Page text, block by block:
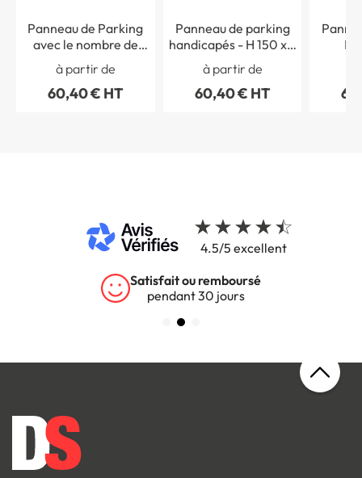
Panneau de Parking
avec le nombre de
places Réservées aux
Handicapés - H 150 x L
450 mm - Alu dibond 3
à partir de
60,40 € HT
Panneau de parking
handicapés - H 150 x L
450 mm - Alu dibond 3
mm
à partir de
60,40 € HT
4.5/5 excellent
Satisfait ou remboursé
pendant 30 jours